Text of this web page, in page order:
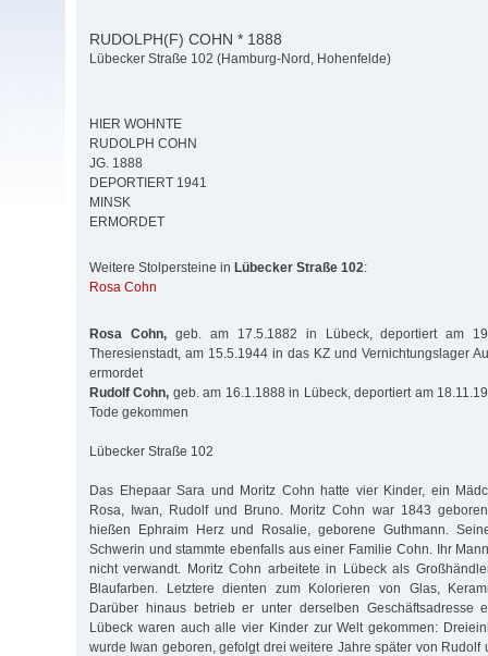
RUDOLPH(F) COHN * 1888
Lübecker Straße 102 (Hamburg-Nord, Hohenfelde)
HIER WOHNTE
RUDOLPH COHN
JG. 1888
DEPORTIERT 1941
MINSK
ERMORDET
Weitere Stolpersteine in Lübecker Straße 102:
Rosa Cohn
Rosa Cohn,geb. am 17.5.1882 in Lübeck, deportiert am
Theresienstadt, am 15.5.1944 in das KZ und Vernichtungslager
ermordet
Rudolf Cohn, geb. am 16.1.1888 in Lübeck, deportiert am
Tode gekommen
Lübecker Straße 102
Das Ehepaar Sara und Moritz Cohn hatte vier Kinder, ein
Rosa, Iwan, Rudolf und Bruno. Moritz Cohn war 1843
hießen Ephraim Herz und Rosalie, geborene Guthmann.
Schwerin und stammte ebenfalls aus einer Familie Cohn. Ihr
nicht verwandt. Moritz Cohn arbeitete in Lübeck als
Blaufarben. Letztere dienten zum Kolorieren von Glas,
Darüber hinaus betrieb er unter derselben Geschäftsadresse
Lübeck waren auch alle vier Kinder zur Welt gekommen:
wurde Iwan geboren, gefolgt drei weitere Jahre später von Rudolf